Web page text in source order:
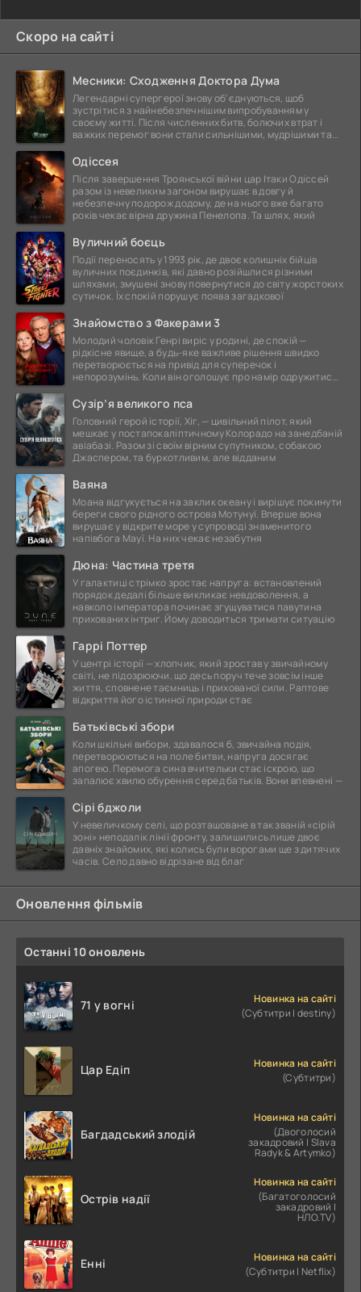
Скоро на сайті
Месники: Сходження Доктора Дума
Легендарні супергерої знову об'єднуються, щоб
зустрітися з найнебезпечнішим випробуванням у
своєму житті. Після численних битв, болючих втрат і
важких перемог вони стали сильнішими, мудрішими та
Одіссея
Після завершення Троянської війни цар Ітаки Одіссей
разом із невеликим загоном вирушає в довгу й
небезпечну подорож додому, де на нього вже багато
років чекає вірна дружина Пенелопа. Та шлях, який
Вуличний боєць
Події переносять у 1993 рік, де двоє колишніх бійців
вуличних поєдинків, які давно розійшлися різними
шляхами, змушені знову повернутися до світу жорстоких
сутичок. Їх спокій порушує поява загадкової
Знайомство з Факерами 3
Молодий чоловік Генрі виріс у родині, де спокій —
рідкісне явище, а будь-яке важливе рішення швидко
перетворюється на привід для суперечок і
непорозумінь. Коли він оголошує про намір одружитися,
Сузір’я великого пса
Головний герой історії, Хіг, — цивільний пілот, який
мешкає у постапокаліптичному Колорадо на занедбаній
авіабазі. Разом зі своїм вірним супутником, собакою
Джаспером, та буркотливим, але відданим
Ваяна
Моана відгукується на заклик океану і вирішує покинути
береги свого рідного острова Мотунуї. Вперше вона
вирушає у відкрите море у супроводі знаменитого
напівбога Мауї. На них чекає незабутня
Дюна: Частина третя
У галактиці стрімко зростає напруга: встановлений
порядок дедалі більше викликає невдоволення, а
навколо імператора починає згущуватися павутина
прихованих інтриг. Йому доводиться тримати ситуацію
Гаррі Поттер
У центрі історії — хлопчик, який зростав у звичайному
світі, не підозрюючи, що десь поруч тече зовсім інше
життя, сповнене таємниць і прихованої сили. Раптове
відкриття його істинної природи стає
Батьківські збори
Коли шкільні вибори, здавалося б, звичайна подія,
перетворюються на поле битви, напруга досягає
апогею. Перемога сина вчительки стає іскрою, що
запалює хвилю обурення серед батьків. Вони впевнені —
Сірі бджоли
У невеличкому селі, що розташоване в так званій «сірій
зоні» неподалік лінії фронту, залишились лише двоє
давніх знайомих, які колись були ворогами ще з дитячих
часів. Село давно відрізане від благ
Оновлення фільмів
Останні 10 оновлень
71 у вогні
Новинка на сайті
(Субтитри | destiny)
Цар Едіп
Новинка на сайті
(Субтитри)
Багдадський злодій
Новинка на сайті
(Двоголосий
закадровий | Slava
Radyk & Artymko)
Острів надії
Новинка на сайті
(Багатоголосий
закадровий |
НЛО.TV)
Енні
Новинка на сайті
(Субтитри | Netflix)